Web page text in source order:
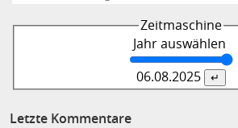
Zeitmaschine
Jahr auswählen
06.08.2025
Letzte Kommentare